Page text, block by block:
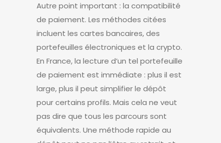
Autre point important : la compatibilité
de paiement. Les méthodes citées
incluent les cartes bancaires, des
portefeuilles électroniques et la crypto.
En France, la lecture d’un tel portefeuille
de paiement est immédiate : plus il est
large, plus il peut simplifier le dépôt
pour certains profils. Mais cela ne veut
pas dire que tous les parcours sont
équivalents. Une méthode rapide au